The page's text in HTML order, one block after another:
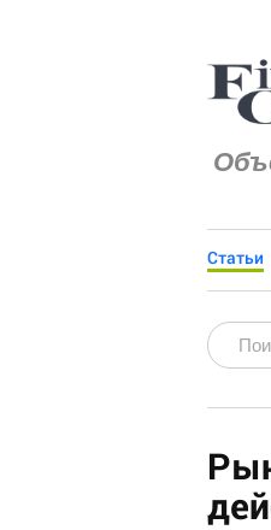
Статьи